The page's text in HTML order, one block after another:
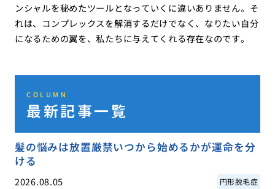
ンシャルを秘めたツールとなっていくに違いありません。そ
れは、コンプレックスを解消するだけでなく、なりたい自分
になるための翼を、私たちに与えてくれる存在なのです。
COLUMN
最新記事一覧
髪の悩みは放置厳禁いつから始めるかが運命を分
ける
2026.08.05 円形脱毛症